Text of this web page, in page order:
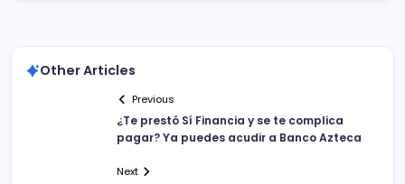
Other Articles
Previous
¿Te prestó Sí Financia y se te complica
pagar? Ya puedes acudir a Banco Azteca
Next